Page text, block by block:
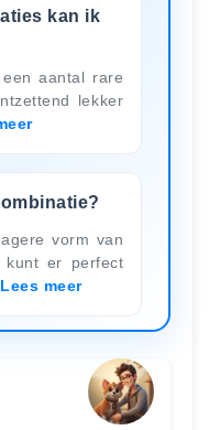
kan ik
aantal rare
lekker
vorm van
kunt er perfect
Lees meer